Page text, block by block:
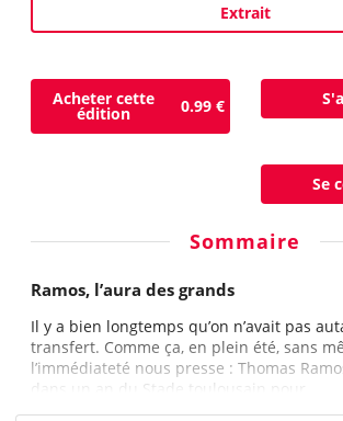
Extrait
Acheter cette
édition 0.99 €
Se
Sommaire
Ramos, l’aura des grands
Il y a bien longtemps qu’on n’avait pas
transfert. Comme ça, en plein été, sans
l’immédiateté nous presse : Thomas
dans un an du Stade toulousain pour...